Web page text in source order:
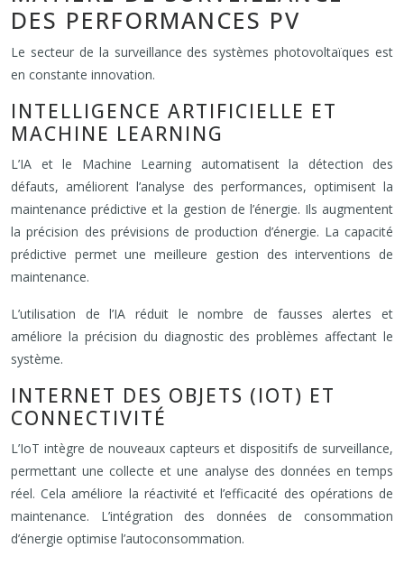
DES PERFORMANCES PV
Le secteur de la surveillance des systèmes photovoltaïques est
en constante innovation.
INTELLIGENCE ARTIFICIELLE ET
MACHINE LEARNING
L’IA et le Machine Learning automatisent la détection des
défauts, améliorent l’analyse des performances, optimisent la
maintenance prédictive et la gestion de l’énergie. Ils augmentent
la précision des prévisions de production d’énergie. La capacité
prédictive permet une meilleure gestion des interventions de
maintenance.
L’utilisation de l’IA réduit le nombre de fausses alertes et
améliore la précision du diagnostic des problèmes affectant le
système.
INTERNET DES OBJETS (IOT) ET
CONNECTIVITÉ
L’IoT intègre de nouveaux capteurs et dispositifs de surveillance,
permettant une collecte et une analyse des données en temps
réel. Cela améliore la réactivité et l’efficacité des opérations de
maintenance. L’intégration des données de consommation
d’énergie optimise l’autoconsommation.